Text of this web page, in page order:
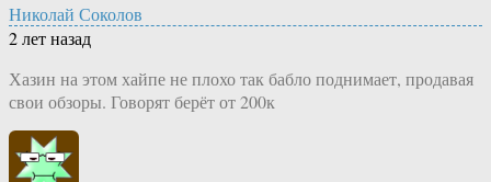
Николай Соколов
2 лет назад
Хазин на этом хайпе не плохо так бабло поднимает, продавая
свои обзоры. Говорят берёт от 200к